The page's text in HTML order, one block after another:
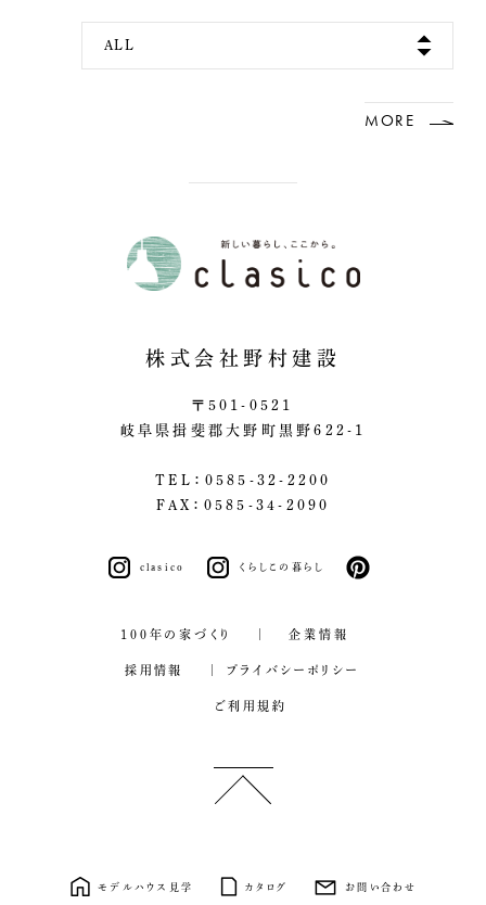
モデルハウス見学 カタログ お問い合わせ
ALL
MORE
株式会社野村建設
〒501-0521
岐阜県揖斐郡大野町黒野622-1
TEL：0585-32-2200
FAX：0585-34-2090
clasico くらしこの暮らし
100年の家づくり 企業情報
採用情報 プライバシーポリシー
ご利用規約